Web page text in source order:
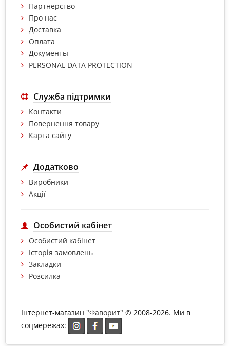
Партнерство
Про нас
Доставка
Оплата
Документы
PERSONAL DATA PROTECTION
Служба підтримки
Контакти
Повернення товару
Карта сайту
Додатково
Виробники
Акції
Особистий кабінет
Особистий кабінет
Історія замовлень
Закладки
Розсилка
Інтернет-магазин "Фаворит" © 2008-2026. Ми в
соцмережах: